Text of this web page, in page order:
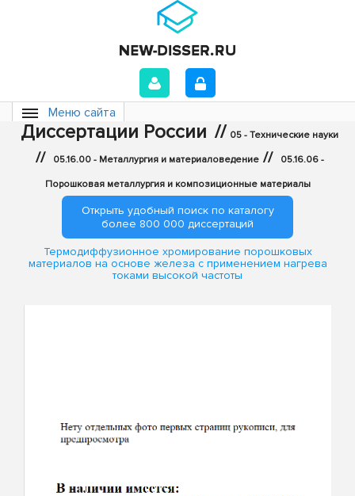
Меню сайта
Диссертации России // 05 - Технические науки
// 05.16.00 - Металлургия и материаловедение // 05.16.06 -
Порошковая металлургия и композиционные материалы
Открыть удобный поиск по каталогу
более 800 000 диссертаций
Термодиффузионное хромирование порошковых
материалов на основе железа с применением нагрева
токами высокой частоты